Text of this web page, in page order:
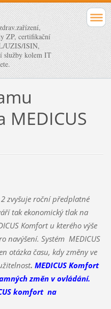
ZP, certifikační
UZIS/ISIN,
služby kolem IT
MEDICUS
zvyšuje roční předplatné
tak ekonomický tlak na
Komfort u kterého výše
navýšení. Systém MEDICUS
otázka času, kdy změny ve
. MEDICUS Komfort
změn v ovládání.
komfort na